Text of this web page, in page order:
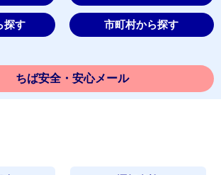
探す 市町村から探す
ちば安全・安心メール